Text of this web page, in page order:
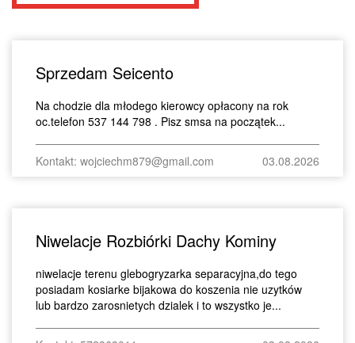
Sprzedam Seicento
Na chodzie dla młodego kierowcy opłacony na rok
oc.telefon 537 144 798 . Pisz smsa na początek...
Kontakt: wojciechm879@gmail.com 03.08.2026
Niwelacje Rozbiórki Dachy Kominy
niwelacje terenu glebogryzarka separacyjna,do tego
posiadam kosiarke bijakowa do koszenia nie uzytków
lub bardzo zarosnietych dzialek i to wszystko je...